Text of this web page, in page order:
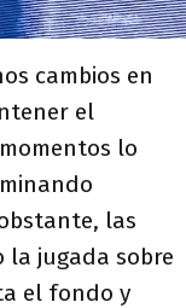
cambios en
el
lo
las
la jugada sobre
el fondo y